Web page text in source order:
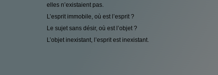
elles n’existaient pas.
L’esprit immobile, où est l’esprit ?
Le sujet sans désir, où est l’objet ?
L’objet inexistant, l’esprit est inexistant.